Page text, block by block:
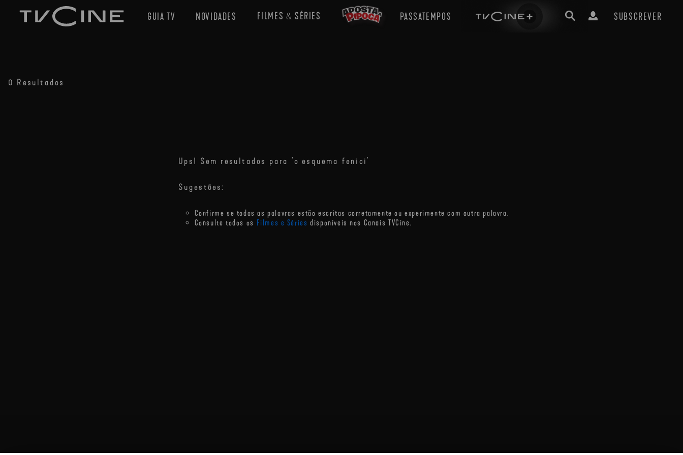
GUIA TV NOVIDADES FILMES & SÉRIES PASSATEMPOS SUBSCREVER
0 Resultados
Ups! Sem resultados para 'o esquema fenici'
Sugestões:
Confirme se todas as palavras estão escritas corretamente ou experimente com outra palavra.
Consulte todos os Filmes e Séries disponíveis nos Canais TVCine.